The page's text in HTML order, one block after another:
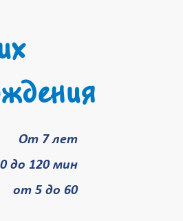
От 7 лет
до 120 мин
от 5 до 60